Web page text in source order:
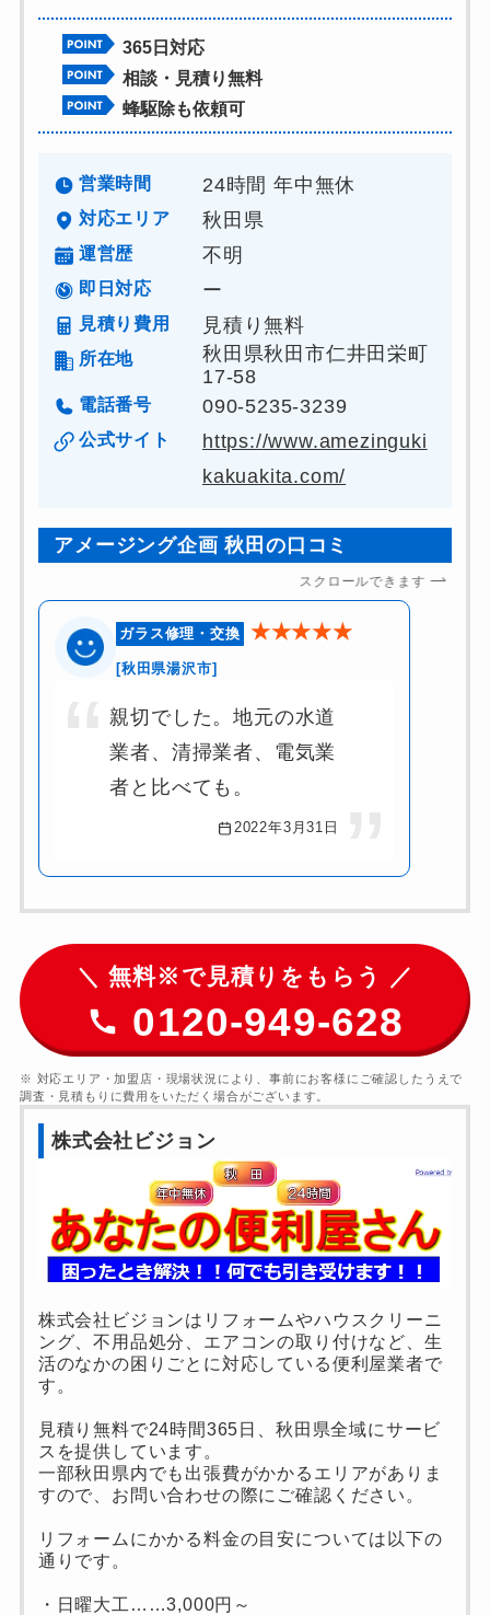
365日対応
相談・見積り無料
蜂駆除も依頼可
営業時間 24時間 年中無休
対応エリア 秋田県
運営歴 不明
即日対応 ー
見積り費用 見積り無料
所在地
秋田県秋田市仁井田栄町
17-58
電話番号 090-5235-3239
公式サイト
https://www.amezinguki
kakuakita.com/
アメージング企画 秋田の口コミ
スクロールできます
ガラス修理・交換 ★★★★★
[秋田県湯沢市]
親切でした。地元の水道
業者、清掃業者、電気業
者と比べても。
2022年3月31日
＼ 無料※で見積りをもらう ／
0120-949-628
※ 対応エリア・加盟店・現場状況により、事前にお客様にご確認したうえで
調査・見積もりに費用をいただく場合がございます。
株式会社ビジョン
株式会社ビジョンはリフォームやハウスクリーニ
ング、不用品処分、エアコンの取り付けなど、生
活のなかの困りごとに対応している便利屋業者で
す。
見積り無料で24時間365日、秋田県全域にサービ
スを提供しています。
一部秋田県内でも出張費がかかるエリアがありま
すので、お問い合わせの際にご確認ください。
リフォームにかかる料金の目安については以下の
通りです。
・日曜大工……3,000円～